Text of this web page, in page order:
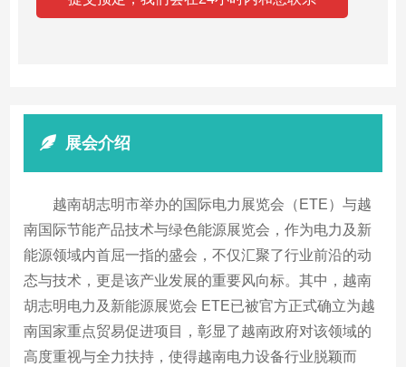
展会介绍
越南胡志明市举办的国际电力展览会（ETE）与越
南国际节能产品技术与绿色能源展览会，作为电力及新
能源领域内首屈一指的盛会，不仅汇聚了行业前沿的动
态与技术，更是该产业发展的重要风向标。其中，越南
胡志明电力及新能源展览会 ETE已被官方正式确立为越
南国家重点贸易促进项目，彰显了越南政府对该领域的
高度重视与全力扶持，使得越南电力设备行业脱颖而